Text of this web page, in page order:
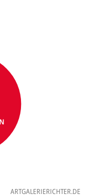
ARTGALERIERICHTER.DE